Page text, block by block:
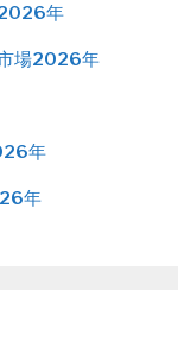
2026年
場2026年
年
年